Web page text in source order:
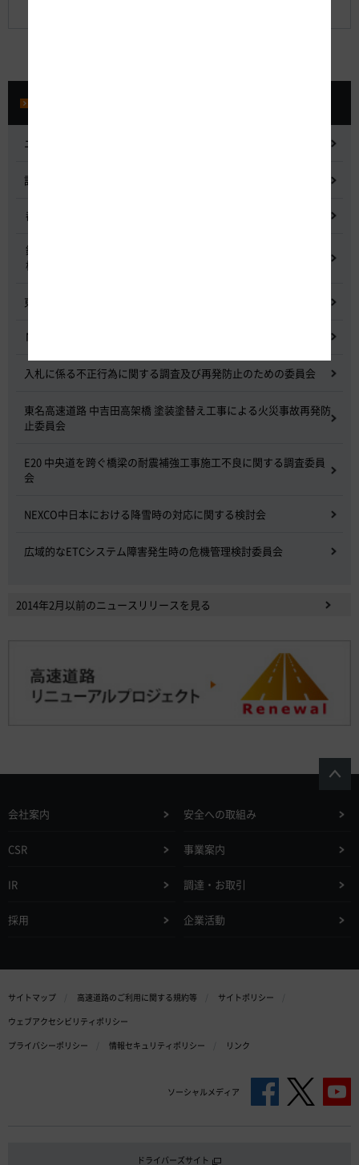
ニュースリリース
記者会見
都市間高速道路料金割引検討会
鋼少数主桁橋の床版下面吹付コンクリートはく離・落下事象調査
検討委員会
東名高速道路宇利トンネル照明灯具落下事象調査検討会
NEXCO中日本グループの経営上の課題と取組み
入札に係る不正行為に関する調査及び再発防止のための委員会
東名高速道路 中吉田高架橋 塗装塗替え工事による火災事故再発防
止委員会
E20 中央道を跨ぐ橋梁の耐震補強工事施工不良に関する調査委員
会
NEXCO中日本における降雪時の対応に関する検討会
広域的なETCシステム障害発生時の危機管理検討委員会
2014年2月以前のニュースリリースを見る
会社案内 安全への取組み
CSR 事業案内
IR 調達・お取引
採用 企業活動
サイトマップ 高速道路のご利用に関する規約等
サイトポリシー
ウェブアクセシビリティポリシー
プライバシーポリシー
情報セキュリティポリシー リンク
ソーシャルメディア
ドライバーズサイト